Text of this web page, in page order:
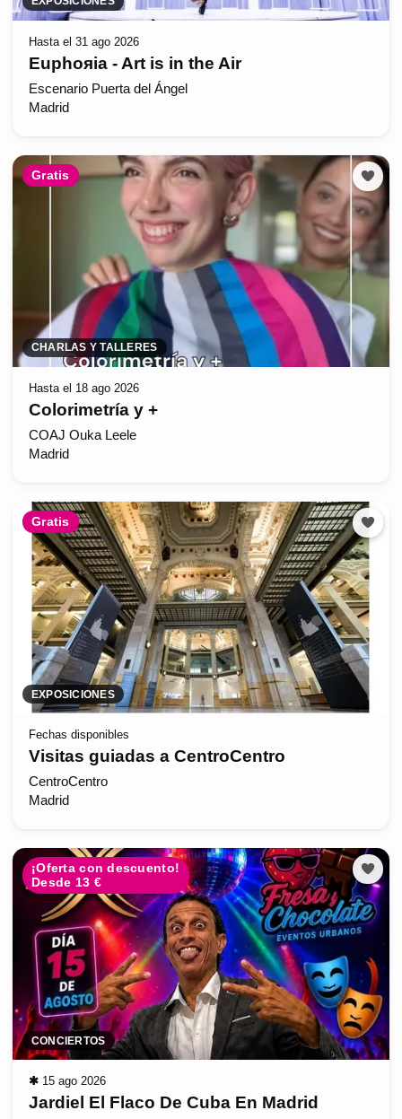
Hasta el 31 ago 2026
Euphoяia - Art is in the Air
Escenario Puerta del Ángel
Madrid
Gratis
CHARLAS Y TALLERES
Hasta el 18 ago 2026
Colorimetría y +
COAJ Ouka Leele
Madrid
Gratis
EXPOSICIONES
Fechas disponibles
Visitas guiadas a CentroCentro
CentroCentro
Madrid
¡Oferta con descuento!
Desde 13 €
CONCIERTOS
✱ 15 ago 2026
Jardiel El Flaco De Cuba En Madrid